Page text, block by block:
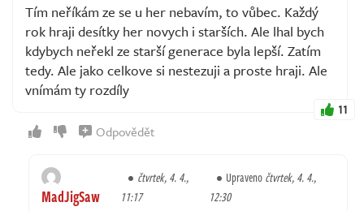
Tím neříkám ze se u her nebavím, to vůbec. Každý
rok hraji desítky her novych i starších. Ale lhal bych
kdybych neřekl ze starší generace byla lepší. Zatím
tedy. Ale jako celkove si nestezuji a proste hraji. Ale
vnímám ty rozdíly
11
Odpovědět
MadJigSaw
čtvrtek, 4. 4.,
11:17
Upravenočtvrtek, 4. 4.,
12:30